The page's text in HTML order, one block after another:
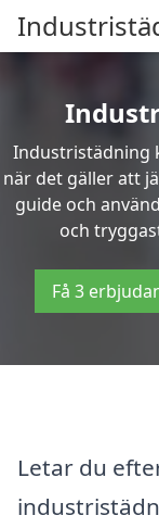
Industristädning
när det gäller att
guide och
och
Få 3
Letar du